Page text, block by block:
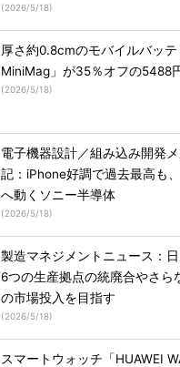
(2026/5/18)
厚さ約0.8cmのモバイルバッテ
MiniMag」が35％オフの5488
(2026/5/18)
電子機器設計／組み込み開発
記：iPhone好調で過去最高も
へ動くソニー半導体
(2026/5/18)
製造マネジメントニュース：
6つの生産拠点の統廃合やさら
の市場投入を目指す
(2026/5/18)
スマートウォッチ「HUAWEI